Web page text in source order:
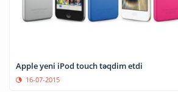
Apple yeni iPod touch təqdim etdi
16-07-2015